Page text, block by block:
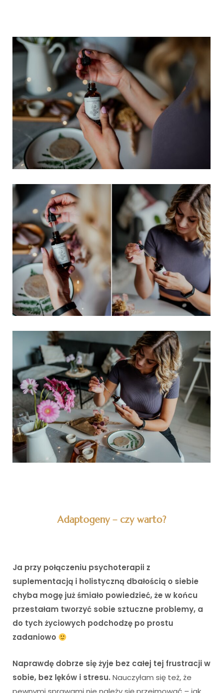
Adaptogeny – czy warto?
Ja przy połączeniu psychoterapii z
suplementacją i holistyczną dbałością o siebie
chyba mogę już śmiało powiedzieć, że w końcu
przestałam tworzyć sobie sztuczne problemy, a
do tych życiowych podchodzę po prostu
zadaniowo
Naprawdę dobrze się żyje bez całej tej frustracji w
sobie, bez lęków i stresu. Nauczyłam się też, że